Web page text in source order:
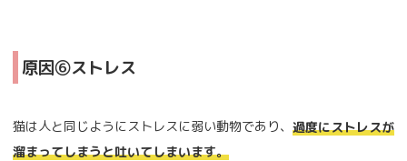
原因⑥ストレス
猫は人と同じようにストレスに弱い動物であり、 過度にストレスが
溜まってしまうと吐いてしまいます。